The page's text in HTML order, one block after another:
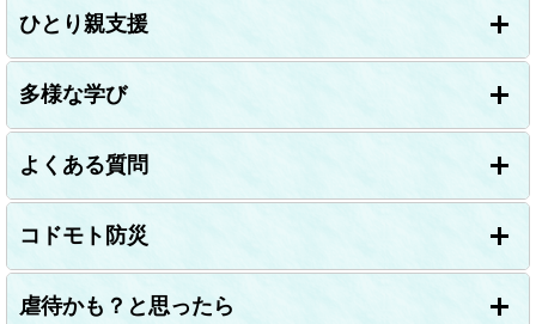
ひとり親支援
多様な学び
よくある質問
コドモト防災
虐待かも？と思ったら